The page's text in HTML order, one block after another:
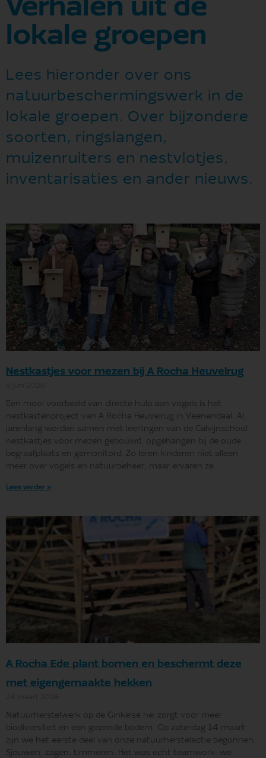
Verhalen uit de
lokale groepen
Lees hieronder over ons
natuurbeschermingswerk in de
lokale groepen. Over bijzondere
soorten, ringslangen,
muizenruiters en nestvlotjes,
inventarisaties en ander nieuws.
Nestkastjes voor mezen bij A Rocha Heuvelrug
Een mooi voorbeeld van directe hulp aan vogels is het
nestkastenproject van A Rocha Heuvelrug in Veenendaal. Al
jarenlang worden samen met leerlingen van de Calvijnschool
nestkastjes voor mezen gebouwd, opgehangen bij de oude
begraafplaats en gemonitord. Zo leren kinderen niet alleen
meer over vogels en natuurbeheer, maar ervaren ze
Lees verder »
A Rocha Ede plant bomen en beschermt deze
met eigengemaakte hekken
Natuurherstelwerk op de Ginkelse hei zorgt voor meer
biodiversiteit en een gezonde bodem. Op zaterdag 14 maart
zijn we het eerste deel van onze natuurherstelactie begonnen.
Sjouwen, zagen, timmeren. Het was echt teamwork: we